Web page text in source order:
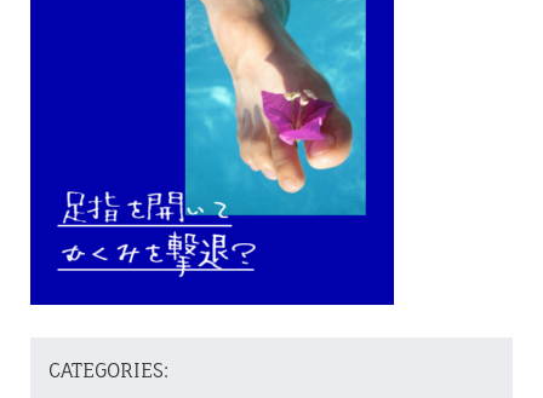
CATEGORIES: